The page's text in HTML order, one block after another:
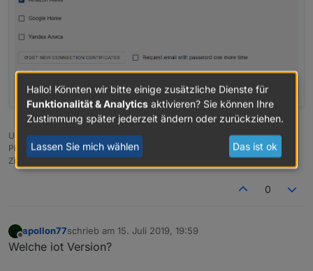
UDM Pro, Intel NUC - ioBroker in Proxmox-VM,
PiHole+Grafana&Influx+TasmoAdmin in LXCs, Raspberry Pi3 (als CCU),
Zigbee-Stick Sonoff, Synology DS918+
0
Offline
apollon77schrieb am 15. Juli 2019, 19:59
zuletzt editiert von
Welche iot Version?
Hallo! Könnten wir bitte einige zusätzliche Dienste für
Funktionalität & Analytics aktivieren? Sie können Ihre
Zustimmung später jederzeit ändern oder zurückziehen.
Lassen Sie mich wählen Das ist ok